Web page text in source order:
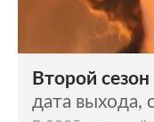
Второй
дата выхода,